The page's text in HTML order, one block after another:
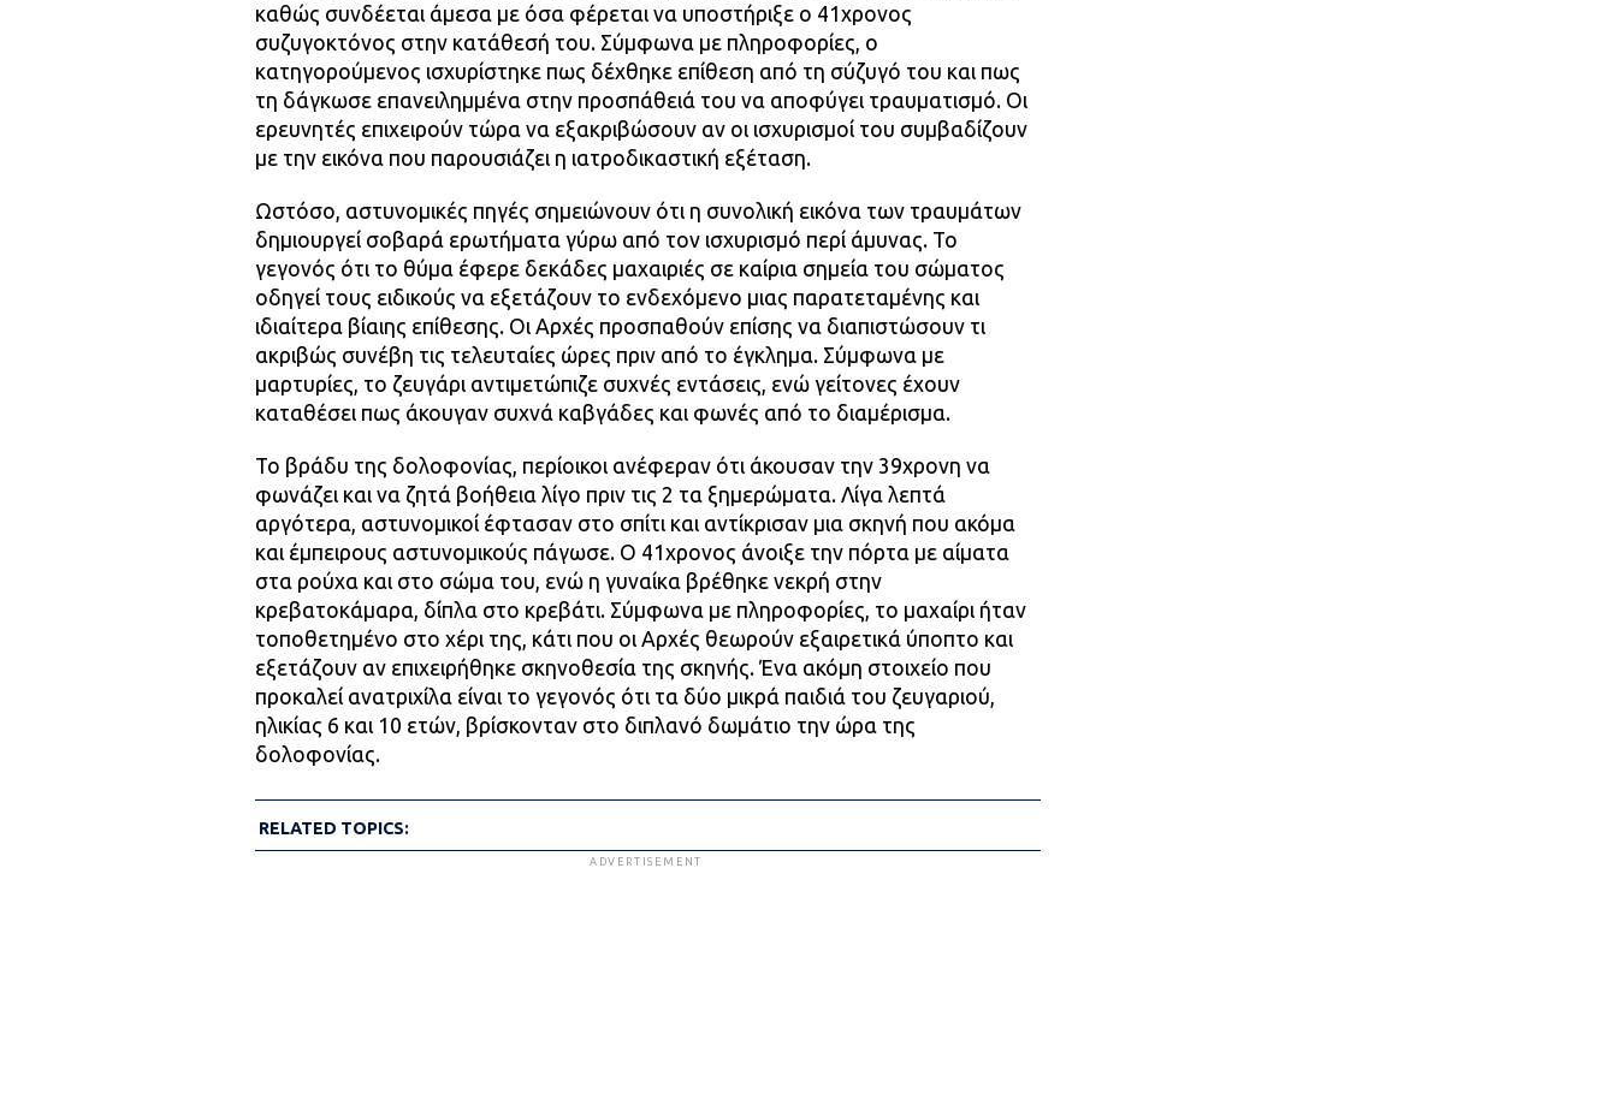
καθώς συνδέεται άμεσα με όσα φέρεται να υποστήριξε ο 41χρονος
συζυγοκτόνος στην κατάθεσή του. Σύμφωνα με πληροφορίες, ο
κατηγορούμενος ισχυρίστηκε πως δέχθηκε επίθεση από τη σύζυγό του και πως
τη δάγκωσε επανειλημμένα στην προσπάθειά του να αποφύγει τραυματισμό. Οι
ερευνητές επιχειρούν τώρα να εξακριβώσουν αν οι ισχυρισμοί του συμβαδίζουν
με την εικόνα που παρουσιάζει η ιατροδικαστική εξέταση.
Ωστόσο, αστυνομικές πηγές σημειώνουν ότι η συνολική εικόνα των τραυμάτων
δημιουργεί σοβαρά ερωτήματα γύρω από τον ισχυρισμό περί άμυνας. Το
γεγονός ότι το θύμα έφερε δεκάδες μαχαιριές σε καίρια σημεία του σώματος
οδηγεί τους ειδικούς να εξετάζουν το ενδεχόμενο μιας παρατεταμένης και
ιδιαίτερα βίαιης επίθεσης. Οι Αρχές προσπαθούν επίσης να διαπιστώσουν τι
ακριβώς συνέβη τις τελευταίες ώρες πριν από το έγκλημα. Σύμφωνα με
μαρτυρίες, το ζευγάρι αντιμετώπιζε συχνές εντάσεις, ενώ γείτονες έχουν
καταθέσει πως άκουγαν συχνά καβγάδες και φωνές από το διαμέρισμα.
Το βράδυ της δολοφονίας, περίοικοι ανέφεραν ότι άκουσαν την 39χρονη να
φωνάζει και να ζητά βοήθεια λίγο πριν τις 2 τα ξημερώματα. Λίγα λεπτά
αργότερα, αστυνομικοί έφτασαν στο σπίτι και αντίκρισαν μια σκηνή που ακόμα
και έμπειρους αστυνομικούς πάγωσε. Ο 41χρονος άνοιξε την πόρτα με αίματα
στα ρούχα και στο σώμα του, ενώ η γυναίκα βρέθηκε νεκρή στην
κρεβατοκάμαρα, δίπλα στο κρεβάτι. Σύμφωνα με πληροφορίες, το μαχαίρι ήταν
τοποθετημένο στο χέρι της, κάτι που οι Αρχές θεωρούν εξαιρετικά ύποπτο και
εξετάζουν αν επιχειρήθηκε σκηνοθεσία της σκηνής. Ένα ακόμη στοιχείο που
προκαλεί ανατριχίλα είναι το γεγονός ότι τα δύο μικρά παιδιά του ζευγαριού,
ηλικίας 6 και 10 ετών, βρίσκονταν στο διπλανό δωμάτιο την ώρα της
δολοφονίας.
RELATED TOPICS:
ADVERTISEMENT